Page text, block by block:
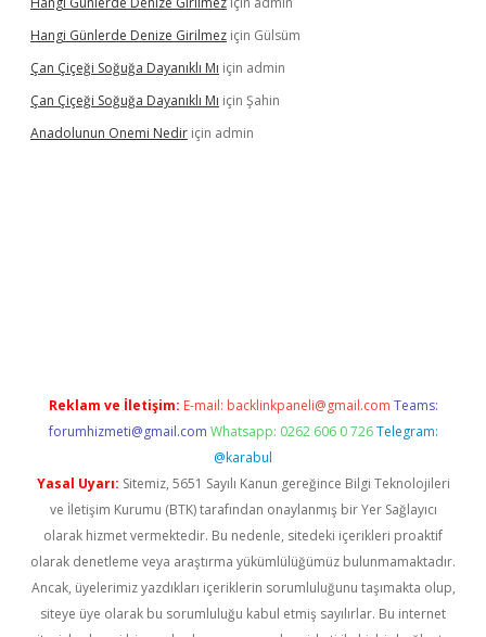
Hangi Günlerde Denize Girilmez için Gülsüm
Çan Çiçeği Soğuğa Dayanıklı Mı için admin
Çan Çiçeği Soğuğa Dayanıklı Mı için Şahin
Anadolunun Onemi Nedir için admin
Reklam ve İletişim: E-mail: backlinkpaneli@gmail.com Teams:
forumhizmeti@gmail.com Whatsapp: 0262 606 0 726 Telegram:
@karabul
Yasal Uyarı: Sitemiz, 5651 Sayılı Kanun gereğince Bilgi Teknolojileri
ve İletişim Kurumu (BTK) tarafından onaylanmış bir Yer Sağlayıcı
olarak hizmet vermektedir. Bu nedenle, sitedeki içerikleri proaktif
olarak denetleme veya araştırma yükümlülüğümüz bulunmamaktadır.
Ancak, üyelerimiz yazdıkları içeriklerin sorumluluğunu taşımakta olup,
siteye üye olarak bu sorumluluğu kabul etmiş sayılırlar. Bu internet